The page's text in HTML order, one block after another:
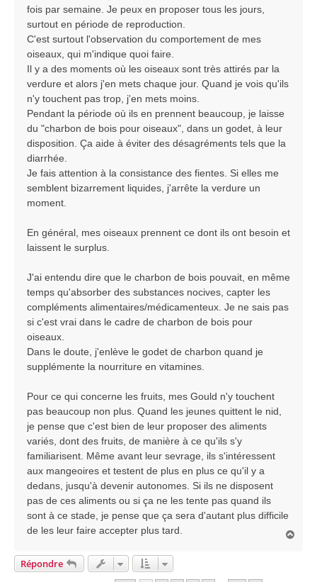
e
fois par semaine. Je peux en proposer tous les jours,
surtout en période de reproduction.
C'est surtout l'observation du comportement de mes
oiseaux, qui m'indique quoi faire.
Il y a des moments où les oiseaux sont très attirés par la
verdure et alors j'en mets chaque jour. Quand je vois qu'ils
n'y touchent pas trop, j'en mets moins.
Pendant la période où ils en prennent beaucoup, je laisse
du "charbon de bois pour oiseaux", dans un godet, à leur
disposition. Ça aide à éviter des désagréments tels que la
diarrhée.
Je fais attention à la consistance des fientes. Si elles me
semblent bizarrement liquides, j'arrête la verdure un
moment.
En général, mes oiseaux prennent ce dont ils ont besoin et
laissent le surplus.
J'ai entendu dire que le charbon de bois pouvait, en même
temps qu'absorber des substances nocives, capter les
compléments alimentaires/médicamenteux. Je ne sais pas
si c'est vrai dans le cadre de charbon de bois pour
oiseaux.
Dans le doute, j'enlève le godet de charbon quand je
supplémente la nourriture en vitamines.
Pour ce qui concerne les fruits, mes Gould n'y touchent
pas beaucoup non plus. Quand les jeunes quittent le nid,
je pense que c'est bien de leur proposer des aliments
variés, dont des fruits, de manière à ce qu'ils s'y
familiarisent. Même avant leur sevrage, ils s'intéressent
aux mangeoires et testent de plus en plus ce qu'il y a
dedans, jusqu'à devenir autonomes. Si ils ne disposent
pas de ces aliments ou si ça ne les tente pas quand ils
sont à ce stade, je pense que ça sera d'autant plus difficile
de les leur faire accepter plus tard.
Répondre